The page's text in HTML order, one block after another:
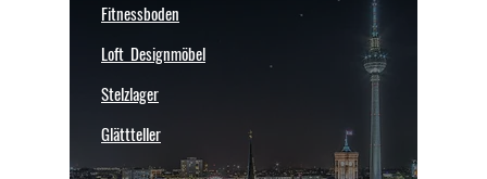
Fitnessboden
Loft Designmöbel
Stelzlager
Glättteller